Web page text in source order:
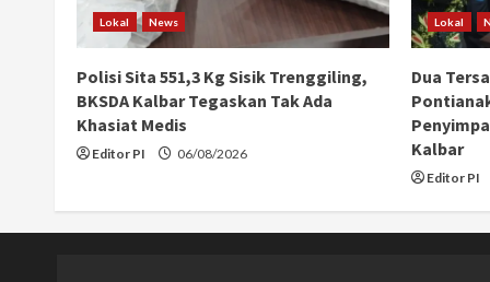
Lokal News
Polisi Sita 551,3 Kg Sisik Trenggiling,
BKSDA Kalbar Tegaskan Tak Ada
Khasiat Medis
Editor PI 06/08/2026
Lokal
Dua
Kalbar
Editor PI